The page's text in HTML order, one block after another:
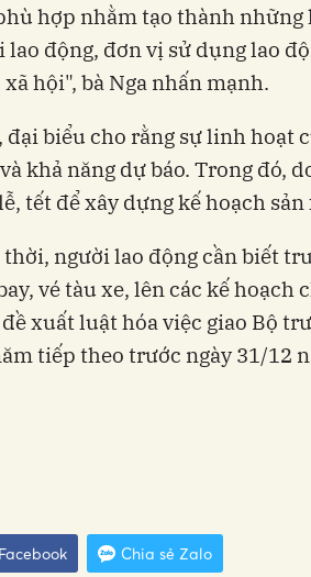
hợp nhằm tạo thành
lao động, đơn vị sử dụng lao
xã hội", bà Nga nhấn mạnh.
đại biểu cho rằng sự linh hoạt
khả năng dự báo. Trong đó,
tết để xây dựng kế hoạch
người lao động cần biết
vé tàu xe, lên các kế hoạch
xuất luật hóa việc giao Bộ
tiếp theo trước ngày 31/12
Chia sẻ Zalo